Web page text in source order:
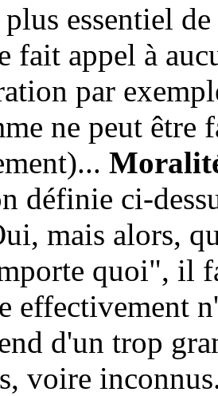
essentiel
fait appel à
par
ne peut être
définie ci-
mais alors,
quoi", il
effectivement
d'un trop
voire